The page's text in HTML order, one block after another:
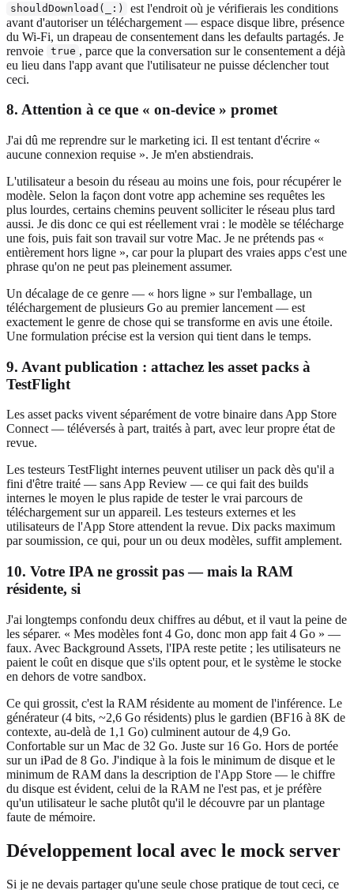
shouldDownload(_:)
est l'endroit où je vérifierais les conditions
avant d'autoriser un téléchargement — espace disque libre, présence
du Wi-Fi, un drapeau de consentement dans les defaults partagés. Je
renvoie true , parce que la conversation sur le consentement a déjà
eu lieu dans l'app avant que l'utilisateur ne puisse déclencher tout
ceci.
8. Attention à ce que « on-device » promet
J'ai dû me reprendre sur le marketing ici. Il est tentant d'écrire «
aucune connexion requise ». Je m'en abstiendrais.
L'utilisateur a besoin du réseau au moins une fois, pour récupérer le
modèle. Selon la façon dont votre app achemine ses requêtes les
plus lourdes, certains chemins peuvent solliciter le réseau plus tard
aussi. Je dis donc ce qui est réellement vrai : le modèle se télécharge
une fois, puis fait son travail sur votre Mac. Je ne prétends pas «
entièrement hors ligne », car pour la plupart des vraies apps c'est une
phrase qu'on ne peut pas pleinement assumer.
Un décalage de ce genre — « hors ligne » sur l'emballage, un
téléchargement de plusieurs Go au premier lancement — est
exactement le genre de chose qui se transforme en avis une étoile.
Une formulation précise est la version qui tient dans le temps.
9. Avant publication : attachez les asset packs à
TestFlight
Les asset packs vivent séparément de votre binaire dans App Store
Connect — téléversés à part, traités à part, avec leur propre état de
revue.
Les testeurs TestFlight internes peuvent utiliser un pack dès qu'il a
fini d'être traité — sans App Review — ce qui fait des builds
internes le moyen le plus rapide de tester le vrai parcours de
téléchargement sur un appareil. Les testeurs externes et les
utilisateurs de l'App Store attendent la revue. Dix packs maximum
par soumission, ce qui, pour un ou deux modèles, suffit amplement.
10. Votre IPA ne grossit pas — mais la RAM
résidente, si
J'ai longtemps confondu deux chiffres au début, et il vaut la peine de
les séparer. « Mes modèles font 4 Go, donc mon app fait 4 Go » —
faux. Avec Background Assets, l'IPA reste petite ; les utilisateurs ne
paient le coût en disque que s'ils optent pour, et le système le stocke
en dehors de votre sandbox.
Ce qui grossit, c'est la RAM résidente au moment de l'inférence. Le
générateur (4 bits, ~2,6 Go résidents) plus le gardien (BF16 à 8K de
contexte, au-delà de 1,1 Go) culminent autour de 4,9 Go.
Confortable sur un Mac de 32 Go. Juste sur 16 Go. Hors de portée
sur un iPad de 8 Go. J'indique à la fois le minimum de disque et le
minimum de RAM dans la description de l'App Store — le chiffre
du disque est évident, celui de la RAM ne l'est pas, et je préfère
qu'un utilisateur le sache plutôt qu'il le découvre par un plantage
faute de mémoire.
Développement local avec le mock server
Si je ne devais partager qu'une seule chose pratique de tout ceci, ce